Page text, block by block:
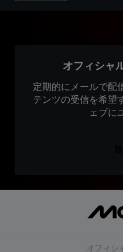
オフィシャ
定期的にメールで配
テンツの受信を希望
ェブに
オフィシ